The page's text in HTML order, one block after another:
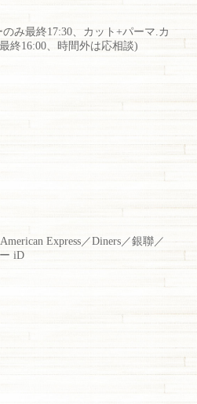
み最終17:30、カット+パーマ.カ
終16:00、時間外は応相談)
Express／Diners／銀聯／
iD